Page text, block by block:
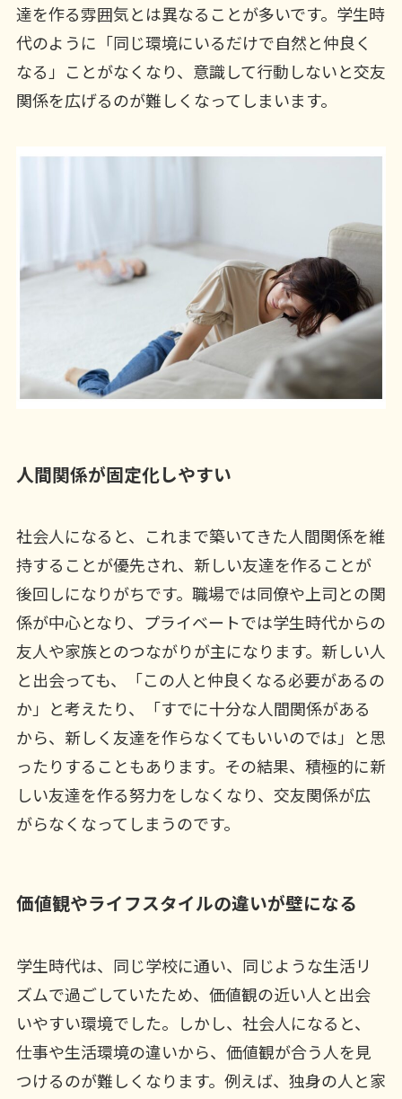
達を作る雰囲気とは異なることが多いです。学生時
代のように「同じ環境にいるだけで自然と仲良く
なる」ことがなくなり、意識して行動しないと交友
関係を広げるのが難しくなってしまいます。
人間関係が固定化しやすい
社会人になると、これまで築いてきた人間関係を維
持することが優先され、新しい友達を作ることが
後回しになりがちです。職場では同僚や上司との関
係が中心となり、プライベートでは学生時代からの
友人や家族とのつながりが主になります。新しい人
と出会っても、「この人と仲良くなる必要があるの
か」と考えたり、「すでに十分な人間関係がある
から、新しく友達を作らなくてもいいのでは」と思
ったりすることもあります。その結果、積極的に新
しい友達を作る努力をしなくなり、交友関係が広
がらなくなってしまうのです。
価値観やライフスタイルの違いが壁になる
学生時代は、同じ学校に通い、同じような生活リ
ズムで過ごしていたため、価値観の近い人と出会
いやすい環境でした。しかし、社会人になると、
仕事や生活環境の違いから、価値観が合う人を見
つけるのが難しくなります。例えば、独身の人と家